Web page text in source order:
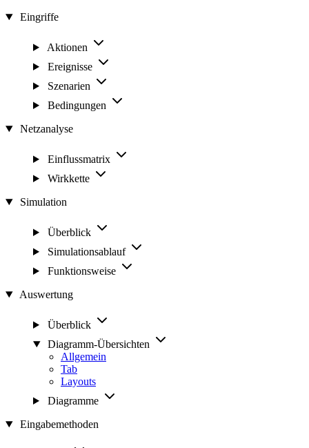
Eingriffe
Aktionen
Ereignisse
Szenarien
Bedingungen
Netzanalyse
Einflussmatrix
Wirkkette
Simulation
Überblick
Simulationsablauf
Funktionsweise
Auswertung
Überblick
Diagramm-Übersichten
Allgemein
Tab
Layouts
Diagramme
Eingabemethoden